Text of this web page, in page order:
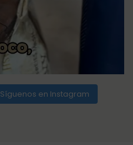
Síguenos en Instagram